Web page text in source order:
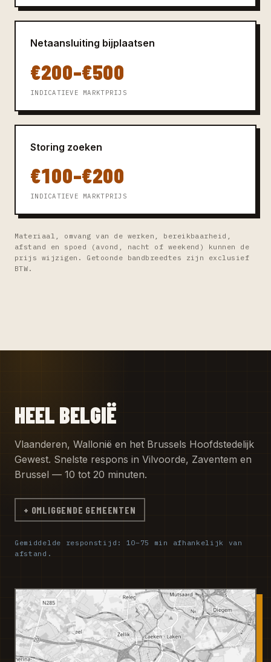
Netaansluiting bijplaatsen
€200–€500
INDICATIEVE MARKTPRIJS
Storing zoeken
€100–€200
INDICATIEVE MARKTPRIJS
Materiaal, omvang van de werken, bereikbaarheid,
afstand en spoed (avond, nacht of weekend) kunnen de
prijs wijzigen. Getoonde bandbreedtes zijn exclusief
BTW.
HEEL BELGIË
Vlaanderen, Wallonië en het Brussels Hoofdstedelijk
Gewest. Snelste respons in Vilvoorde, Zaventem en
Brussel — 10 tot 20 minuten.
+ OMLIGGENDE GEMEENTEN
Gemiddelde responstijd: 10–75 min afhankelijk van
afstand.